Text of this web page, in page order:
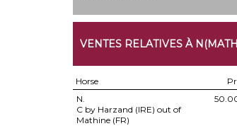
VENTES RELATIVES À
Horse
N.
C by Harzand (IRE) out of
Mathine (FR)